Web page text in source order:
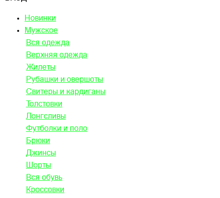
Новинки
Мужское
Вся одежда
Верхняя одежда
Жилеты
Рубашки и овершоты
Свитеры и кардиганы
Толстовки
Лонгсливы
Футболки и поло
Брюки
Джинсы
Шорты
Вся обувь
Кроссовки